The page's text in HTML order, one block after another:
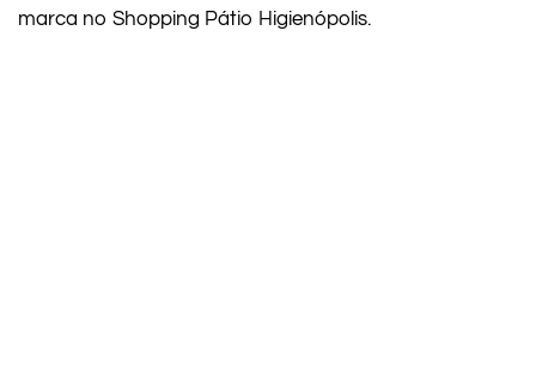
marca no Shopping Pátio Higienópolis.